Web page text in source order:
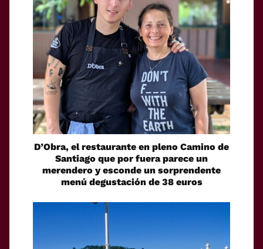
D’Obra, el restaurante en pleno Camino de
Santiago que por fuera parece un
merendero y esconde un sorprendente
menú degustación de 38 euros